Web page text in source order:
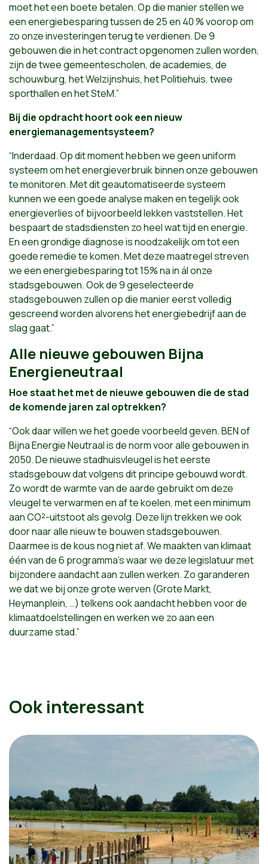
moet het een boete betalen. Op die manier stellen we
een energiebesparing tussen de 25 en 40 % voorop om
zo onze investeringen terug te verdienen. De 9
gebouwen die in het contract opgenomen zullen worden,
zijn de twee gemeentescholen, de academies, de
schouwburg, het Welzijnshuis, het Politiehuis, twee
sporthallen en het SteM.”
Bij die opdracht hoort ook een nieuw
energiemanagementsysteem?
“Inderdaad. Op dit moment hebben we geen uniform
systeem om het energieverbruik binnen onze gebouwen
te monitoren. Met dit geautomatiseerde systeem
kunnen we een goede analyse maken en tegelijk ook
energieverlies of bijvoorbeeld lekken vaststellen. Het
bespaart de stadsdiensten zo heel wat tijd en energie.
En een grondige diagnose is noodzakelijk om tot een
goede remedie te komen. Met deze maatregel streven
we een energiebesparing tot 15% na in ál onze
stadsgebouwen. Ook de 9 geselecteerde
stadsgebouwen zullen op die manier eerst volledig
gescreend worden alvorens het energiebedrijf aan de
slag gaat.”
Alle nieuwe gebouwen Bijna
Energieneutraal
Hoe staat het met de nieuwe gebouwen die de stad
de komende jaren zal optrekken?
“Ook daar willen we het goede voorbeeld geven. BEN of
Bijna Energie Neutraal is de norm voor alle gebouwen in
2050. De nieuwe stadhuisvleugel is het eerste
stadsgebouw dat volgens dit principe gebouwd wordt.
Zo wordt de warmte van de aarde gebruikt om deze
vleugel te verwarmen en af te koelen, met een minimum
aan CO²-uitstoot als gevolg. Deze lijn trekken we ook
door naar alle nieuw te bouwen stadsgebouwen.
Daarmee is de kous nog niet af. We maakten van klimaat
één van de 6 programma’s waar we deze legislatuur met
bijzondere aandacht aan zullen werken. Zo garanderen
we dat we bij onze grote werven (Grote Markt,
Heymanplein, …) telkens ook aandacht hebben voor de
klimaatdoelstellingen en werken we zo aan een
duurzame stad.”
Ook interessant